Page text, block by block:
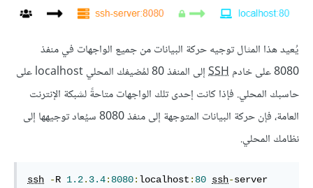
يُعيد هذا المثال توجيه حركة البيانات من جميع الواجهات في منفذ
8080 على خادم
SSH
إلى المنفذ 80 لمُضيفك المحلي localhost على
حاسبك المحلي. فإذا كانت إحدى تلك الواجهات متاحةً لشبكة الإنترنت
العامة، فإن حركة البيانات المتوجهة إلى منفذ 8080 سيُعاد توجيهها إلى
نظامك المحلي.
ssh -R 1.2. 3.4: 8080: localhost : 80 ssh-server